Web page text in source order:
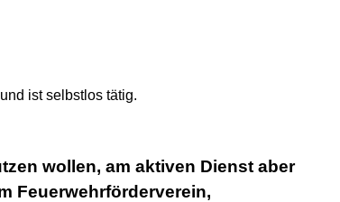
ist selbstlos tätig.
wollen, am aktiven Dienst aber
Feuerwehrförderverein,